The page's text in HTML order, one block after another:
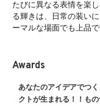
たびに異なる表情を楽
る輝きは、日常の装い
ーマルな場面でも上品
Awards
あなたのアイデアでつ
クトが生まれる！！も